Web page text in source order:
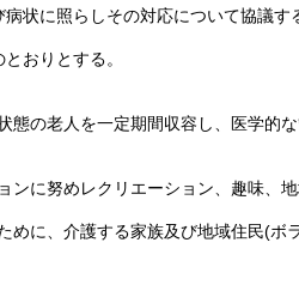
状に照らしその対応について協議す
おりとする。
の老人を一定期間収容し、医学的
ンに努めレクリエーション、趣味、
めに、介護する家族及び地域住民(ボ